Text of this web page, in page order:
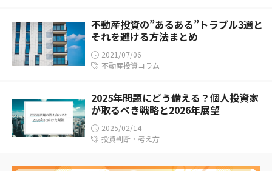
不動産投資の”あるある”トラブル3選と
それを避ける方法まとめ
2021/07/06
不動産投資コラム
2025年問題にどう備える？個人投資家
が取るべき戦略と2026年展望
2025/02/14
投資判断・考え方